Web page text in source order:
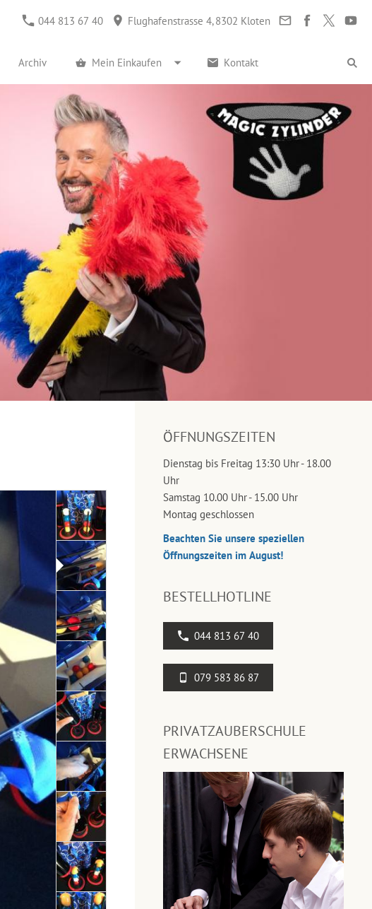
044 813 67 40 Flughafenstrasse 4, 8302 Kloten
Archiv Mein Einkaufen Kontakt
ÖFFNUNGSZEITEN
Dienstag bis Freitag 13:30 Uhr - 18.00
Uhr
Samstag 10.00 Uhr - 15.00 Uhr
Montag geschlossen
Beachten Sie unsere speziellen
Öffnungszeiten im August!
BESTELLHOTLINE
044 813 67 40
079 583 86 87
PRIVATZAUBERSCHULE
ERWACHSENE